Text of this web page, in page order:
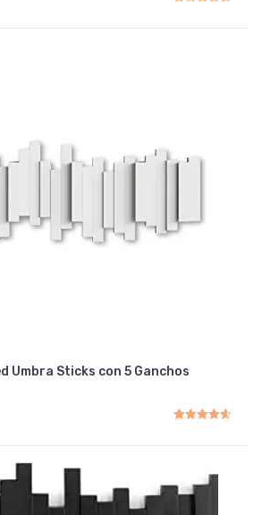
Umbra Sticks con 5 Ganchos